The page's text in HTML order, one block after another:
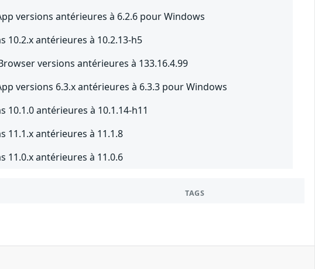
versions antérieures à 6.2.6 pour Windows
10.2.x antérieures à 10.2.13-h5
versions antérieures à 133.16.4.99
versions 6.3.x antérieures à 6.3.3 pour Windows
10.1.0 antérieures à 10.1.14-h11
11.1.x antérieures à 11.1.8
11.0.x antérieures à 11.0.6
TAGS